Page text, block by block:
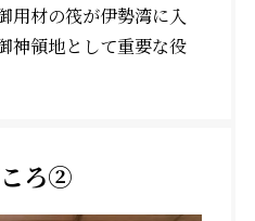
用材の筏が伊勢湾に入
神領地として重要な役
ろ②